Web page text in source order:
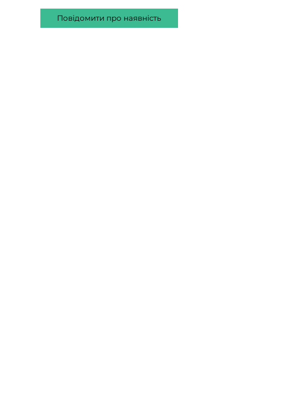
Повідомити про наявність